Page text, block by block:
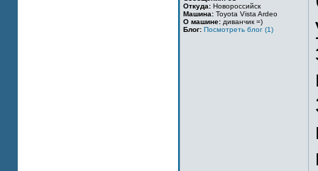
Откуда: Новороссийск
Машина: Toyota Vista Ardeo
О машине: диванчик =)
Блог: Посмотреть блог (1)